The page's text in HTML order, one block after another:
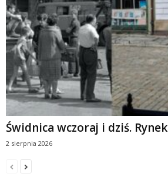
Świdnica wczoraj i dziś. Rynek
2 sierpnia 2026